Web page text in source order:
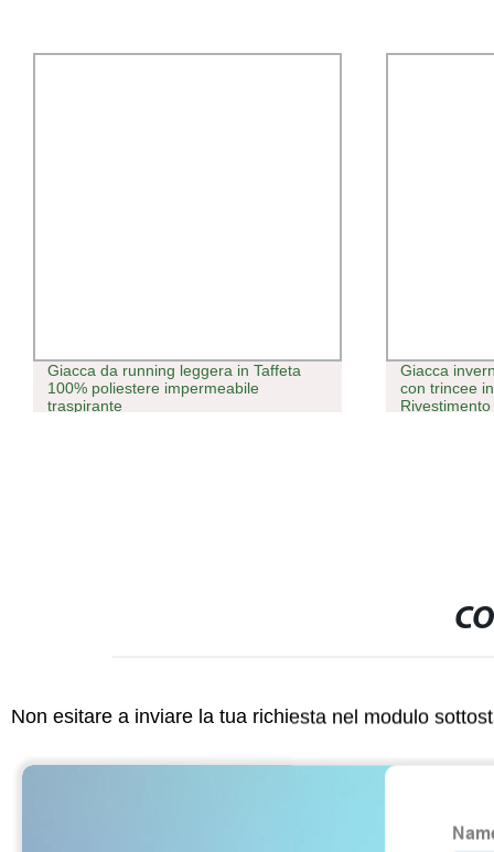
Giacca da running leggera in Taffeta
100% poliestere impermeabile
traspirante
Giacca
con trincee
Non esitare a inviare la tua richiesta nel modulo